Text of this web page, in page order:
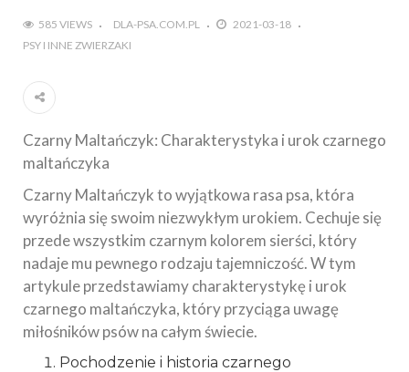
585 VIEWS DLA-PSA.COM.PL
2021-03-18
PSY I INNE ZWIERZAKI
Czarny Maltańczyk: Charakterystyka i urok czarnego
maltańczyka
Czarny Maltańczyk to wyjątkowa rasa psa, która
wyróżnia się swoim niezwykłym urokiem. Cechuje się
przede wszystkim czarnym kolorem sierści, który
nadaje mu pewnego rodzaju tajemniczość. W tym
artykule przedstawiamy charakterystykę i urok
czarnego maltańczyka, który przyciąga uwagę
miłośników psów na całym świecie.
Pochodzenie i historia czarnego